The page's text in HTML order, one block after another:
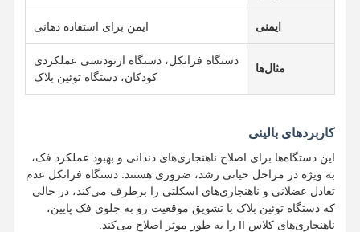
دندان مصنوعی انعطاف پذیر
پروتزهای جزئی فلزی
دستگاه های کاربردی ارتودنسی
نگهدارنده های ارتودنسی
ایمنی ایمن برای استفاده دهانی
مثال‌ها
دستگاه فرانکل، دستگاه ارتودنسی عملکردی
کودکان، دستگاه توئین بلاک
کاربردهای بالینی
این دستگاه‌ها برای اصلاح ناهنجاری‌های دندانی و بهبود عملکرد فک،
به ویژه در مراحل حیاتی رشد، ضروری هستند. دستگاه فرانکل عدم
تعادل عضلانی و ناهنجاری‌های اسکلتی را برطرف می‌کند، در حالی
که دستگاه توئین بلاک با تشویق موقعیت رو به جلوی فک پایین،
ناهنجاری‌های کلاس II را به طور موثر اصلاح می‌کند.